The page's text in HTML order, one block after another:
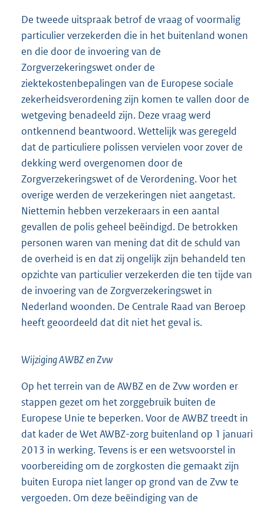
De tweede uitspraak betrof de vraag of voormalig
particulier verzekerden die in het buitenland wonen
en die door de invoering van de
Zorgverzekeringswet onder de
ziektekostenbepalingen van de Europese sociale
zekerheidsverordening zijn komen te vallen door de
wetgeving benadeeld zijn. Deze vraag werd
ontkennend beantwoord. Wettelijk was geregeld
dat de particuliere polissen vervielen voor zover de
dekking werd overgenomen door de
Zorgverzekeringswet of de Verordening. Voor het
overige werden de verzekeringen niet aangetast.
Niettemin hebben verzekeraars in een aantal
gevallen de polis geheel beëindigd. De betrokken
personen waren van mening dat dit de schuld van
de overheid is en dat zij ongelijk zijn behandeld ten
opzichte van particulier verzekerden die ten tijde van
de invoering van de Zorgverzekeringswet in
Nederland woonden. De Centrale Raad van Beroep
heeft geoordeeld dat dit niet het geval is.
Wijziging AWBZ en Zvw
Op het terrein van de AWBZ en de Zvw worden er
stappen gezet om het zorggebruik buiten de
Europese Unie te beperken. Voor de AWBZ treedt in
dat kader de Wet AWBZ-zorg buitenland op 1 januari
2013 in werking. Tevens is er een wetsvoorstel in
voorbereiding om de zorgkosten die gemaakt zijn
buiten Europa niet langer op grond van de Zvw te
vergoeden. Om deze beëindiging van de